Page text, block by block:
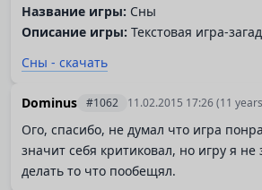
Название игры: Сны
Описание игры: Текстовая игра-
Сны - скачать
Dominus #1062 11.02.2015 17:26(11
Ого, спасибо, не думал что игра
значит себя критиковал, но игру я не
делать то что пообещял.